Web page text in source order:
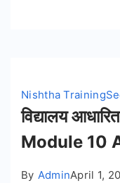
Nishtha Training
विद्यालय
Module 10
By AdminApril 1,